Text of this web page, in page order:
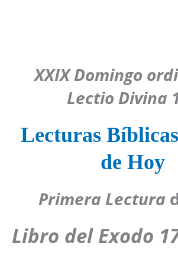
XXIX Domingo
Lectio Divina
Lecturas
de Hoy
Primera Lectura
Libro del Exodo